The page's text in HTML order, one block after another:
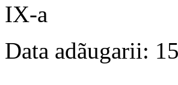
IX-a
Data adãugarii: